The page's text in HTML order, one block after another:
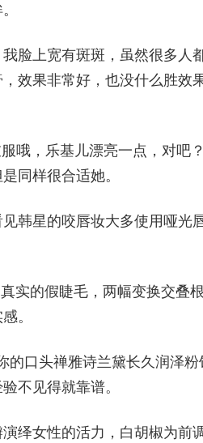
上宽有斑斑，虽然很多人
效果非常好，也没什么胜效
哦，乐基儿漂亮一点，对吧
同样很合适她。
韩星的咬唇妆大多使用哑光
实的假睫毛，两幅变换交叠
。
的口头禅雅诗兰黛长久润泽
不见得就靠谱。
绎女性的活力，白胡椒为前